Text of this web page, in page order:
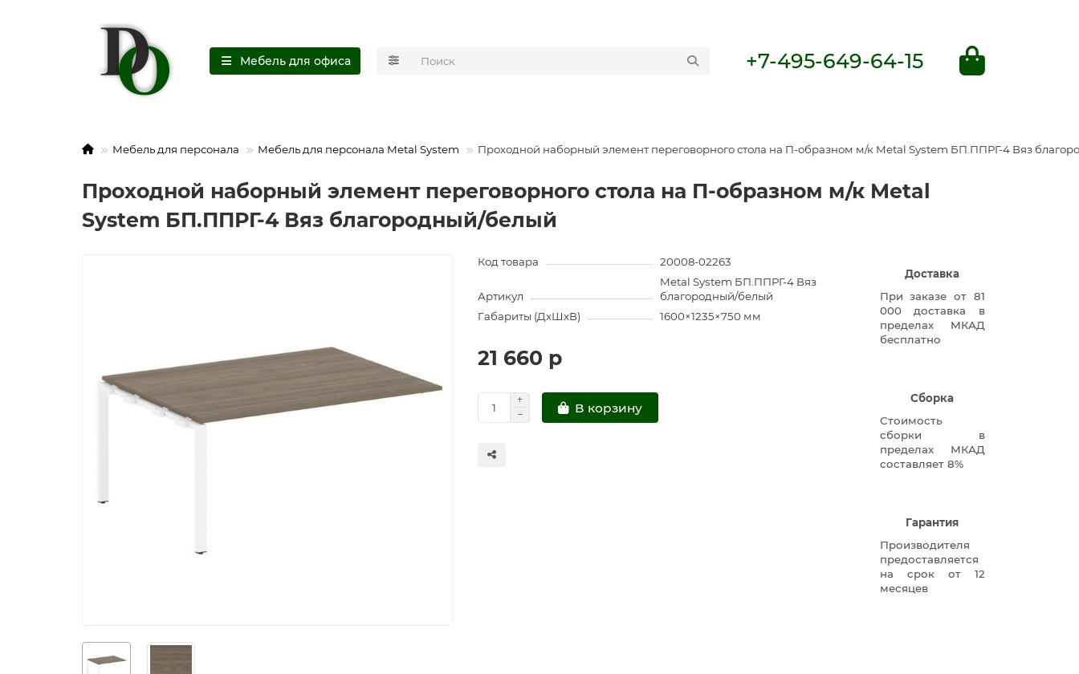
Мебель для офиса +7-495-649-64-15
Мебель для персонала Мебель для персонала Metal System Проходной наборный элемент переговорного стола на П-образном м/к Metal System БП.ППРГ-4 Вяз
Проходной наборный элемент переговорного стола на П-образном м/к Metal
System БП.ППРГ-4 Вяз благородный/белый
Код товара 20008-02263
Артикул
Metal System БП.ППРГ-4 Вяз
благородный/белый
Габариты (ДхШхВ)
1600×1235×750 мм
21 660 р
В корзину
Доставка
При заказе от 81
000 доставка в
пределах МКАД
бесплатно
Сборка
Стоимость
сборки в
пределах МКАД
составляет 8%
Гарантия
Производителя
предоставляется
на срок от 12
месяцев